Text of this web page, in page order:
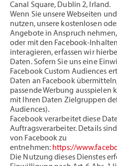
Canal Square, Dublin 2, Irland.
Wenn Sie unsere Webseiten
nutzen, unsere kostenlosen
Angebote in Anspruch
oder mit den Facebook-
interagieren, erfassen wir
Daten. Sofern Sie uns eine
Facebook Custom Audiences
Daten an Facebook
passende Werbung ausspielen
mit Ihren Daten Zielgruppen
Audiences).
Facebook verarbeitet diese
Auftragsverarbeiter. Details
von Facebook zu
entnehmen: https://
Die Nutzung dieses Dienstes